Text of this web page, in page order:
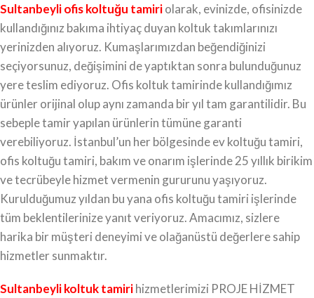
Sultanbeyli ofis koltuğu tamiriolarak, evinizde, ofisinizde
kullandığınız bakıma ihtiyaç duyan koltuk takımlarınızı
yerinizden alıyoruz. Kumaşlarımızdan beğendiğinizi
seçiyorsunuz, değişimini de yaptıktan sonra bulunduğunuz
yere teslim ediyoruz. Ofis koltuk tamirinde kullandığımız
ürünler orijinal olup aynı zamanda bir yıl tam garantilidir. Bu
sebeple tamir yapılan ürünlerin tümüne garanti
verebiliyoruz. İstanbul’un her bölgesinde ev koltuğu tamiri,
ofis koltuğu tamiri, bakım ve onarım işlerinde 25 yıllık birikim
ve tecrübeyle hizmet vermenin gururunu yaşıyoruz.
Kurulduğumuz yıldan bu yana ofis koltuğu tamiri işlerinde
tüm beklentilerinize yanıt veriyoruz. Amacımız, sizlere
harika bir müşteri deneyimi ve olağanüstü değerlere sahip
hizmetler sunmaktır.
Sultanbeyli koltuk tamirihizmetlerimizi PROJE HİZMET